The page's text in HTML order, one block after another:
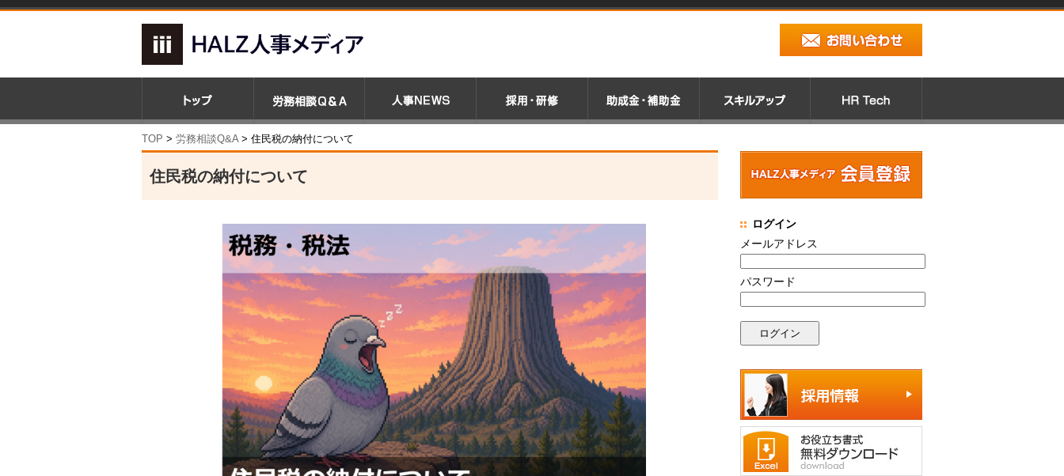
TOP > 労務相談Q&A> 住民税の納付について
住民税の納付について
ログイン
メールアドレス
パスワード